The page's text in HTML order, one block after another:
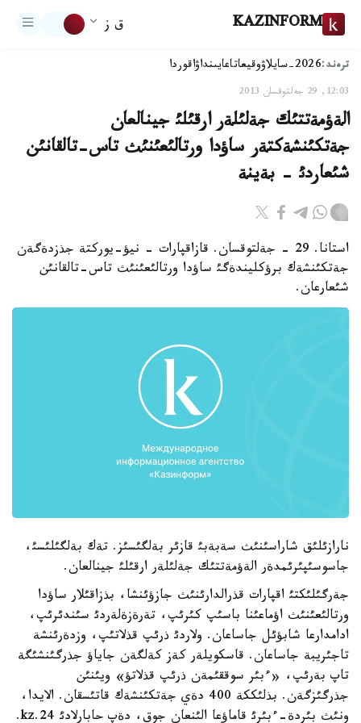
KAZINFORM ق ز
ترەند:2026-سايلاۋ وقيعاتاعايىنداۋاقوردا
12:03, 29 جەلتوقسان 2013
الةؤمةتتئك جةلئلةر ارقئلئ جينالعان
جةتكئنشةكتةر ساؤدا ورتالئعئنئث تاس-تالقانئن
شئعاردئ - بةينة
استانا. 29 - جةلتوقسان. قازاقپارات - نيؤ-يوركتة جذزدةگةن
جةتكئنشةك برؤكليندةگئ ساؤدا ورتالئعئنئث تاس-تالقانئن
شئعارعان.
نارازئلئق شاراسئنئث سةبةبئ قازئر بةلگئسئز. تةك بةلگئلئسئ،
جاسوسئپئرئمدةر الةؤمةتتئك جةلئلةر ارقئلئ جينالعان.
جةرگئلئكتئ اقپارات قذرالدارئنئث جازؤئنشا، بذزاقئلار ساؤدا
ورتالئعئنئث اؤماعئنا باسئپ كئرئپ، تةرةزةلةردئ سئندئرئپ،
ادامدارعا شابؤئل جاساعان. ولاردئ ذرئپ قذلاتئپ، وزدةرئنشة
تاجئريبة جاساعان. قاسكويلةر كةز كةلگةن جاياؤ جذرگئنشئگة
تاپ بةرئپ، «ءبئر سوققئمةن ذرئپ قذلاتؤ» ويئنئن
جذرگئزگةن. بذلئككة 400 دةي جةتكئنشةك قاتئسقان. الايدا،
ونئث بئردة-ءبئرئ قاماؤعا الئنعان جوق، دةپ حابارلادئ 24.kz.